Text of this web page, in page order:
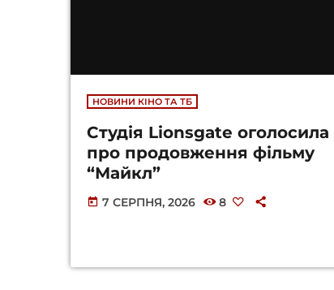
НОВИНИ КІНО ТА ТБ
Студія Lionsgate оголосила
про продовження фільму
“Майкл”
today 7 СЕРПНЯ, 2026 8